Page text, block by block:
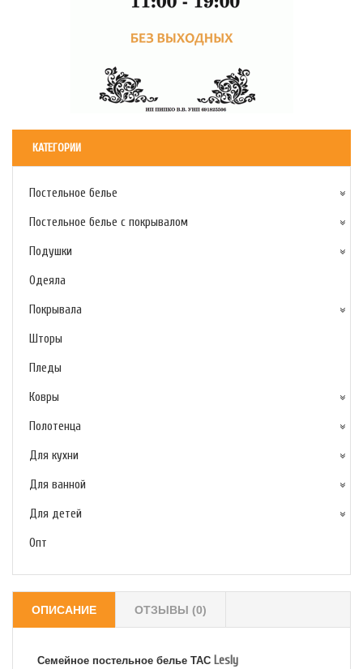
КАТЕГОРИИ
Постельное белье
Постельное белье с покрывалом
Подушки
Одеяла
Покрывала
Шторы
Пледы
Ковры
Полотенца
Для кухни
Для ванной
Для детей
Опт
ОПИСАНИЕ ОТЗЫВЫ (0)
Семейное постельное белье TAC Lesly